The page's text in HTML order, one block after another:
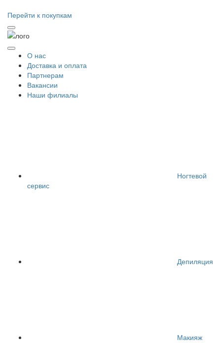
Перейти к покупкам
О нас
Доставка и оплата
Партнерам
Вакансии
Наши филиалы
Ногтевой
сервис
Депиляция
Макияж